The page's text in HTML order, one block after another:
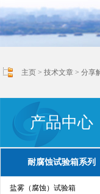
主页 > 技术文章 > 分享
产品中心
耐腐蚀试验箱系列
盐雾（腐蚀）试验箱